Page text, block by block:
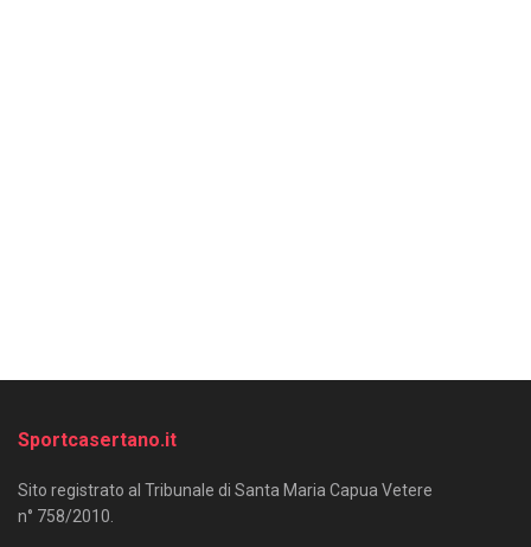
Sportcasertano.it
Sito registrato al Tribunale di Santa Maria Capua Vetere
n° 758/2010.